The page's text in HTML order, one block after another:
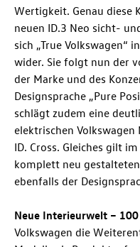
Wertigkeit. Genau diese
neuen ID.3 Neo sicht-
sich „True Volkswagen“
wider. Sie folgt nun der
der Marke und des
Designsprache „Pure
schlägt zudem eine
elektrischen
ID. Cross. Gleiches gilt
komplett neu
ebenfalls der
Neue Interieurwelt –
Volkswagen die